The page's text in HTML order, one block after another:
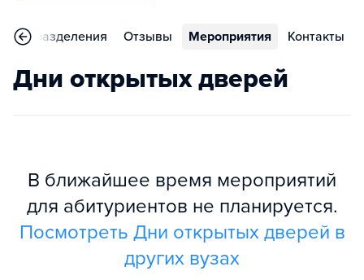
Подразделения Отзывы Мероприятия Контакты
Дни открытых дверей
В ближайшее время мероприятий
для абитуриентов не планируется.
Посмотреть Дни открытых дверей в
других вузах